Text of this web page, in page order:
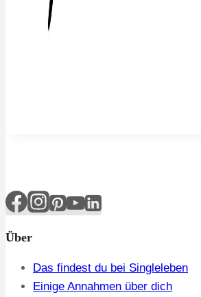
Über
Das findest du bei Singleleben
Einige Annahmen über dich